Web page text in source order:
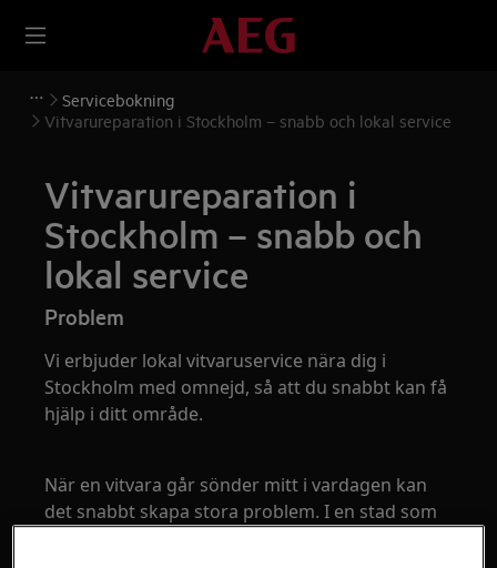
Servicebokning
Vitvarureparation i Stockholm – snabb och lokal service
Vitvarureparation i
Stockholm – snabb och
lokal service
Problem
Vi erbjuder lokal vitvaruservice nära dig i
Stockholm med omnejd, så att du snabbt kan få
hjälp i ditt område.
När en vitvara går sönder mitt i vardagen kan
det snabbt skapa stora problem. I en stad som